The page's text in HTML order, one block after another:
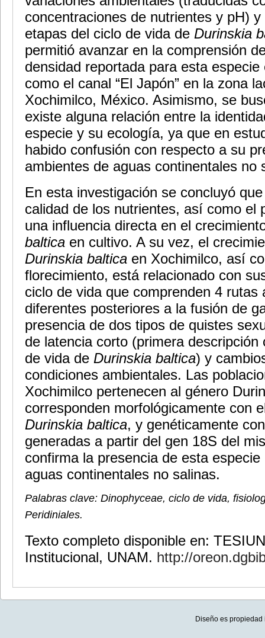
concentraciones de nutrientes y pH)
etapas del ciclo de vida de Durinskia
permitió avanzar en la comprensión
densidad reportada para esta especie
como el canal “El Japón” en la zona
Xochimilco, México. Asimismo, se
existe alguna relación entre la
especie y su ecología, ya que en
habido confusión con respecto a su
ambientes de aguas continentales no
En esta investigación se concluyó
calidad de los nutrientes, así como el
una influencia directa en el
baltica en cultivo. A su vez, el
Durinskia baltica en Xochimilco, así
florecimiento, está relacionado con
ciclo de vida que comprenden 4 rutas
diferentes posteriores a la fusión de
presencia de dos tipos de quistes
de latencia corto (primera descripción
de vida de Durinskia baltica) y
condiciones ambientales. Las
Xochimilco pertenecen al género
corresponden morfológicamente con
Durinskia baltica, y genéticamente
generadas a partir del gen 18S del
confirma la presencia de esta
aguas continentales no salinas.
Palabras clave: Dinophyceae, ciclo de vida,
Peridiniales.
Texto completo disponible en:
Institucional, UNAM. http://
Diseño es